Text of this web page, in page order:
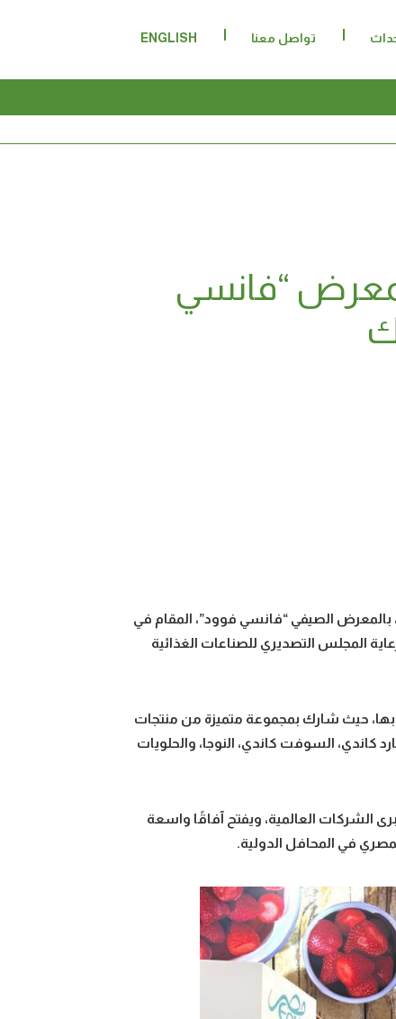
تواصل معنا ENGLISH
“فانسي
الصيفي “فانسي فوود”، المقام في
الغذائية، تحت رعاية المجلس التصديري للصناعات الغذائية
حيث شارك بمجموعة متميزة من منتجات
كاندي، السوفت كاندي، النوجا، والحلويات
الشركات العالمية، ويفتح آفاقًا واسعة
في المحافل الدولية.